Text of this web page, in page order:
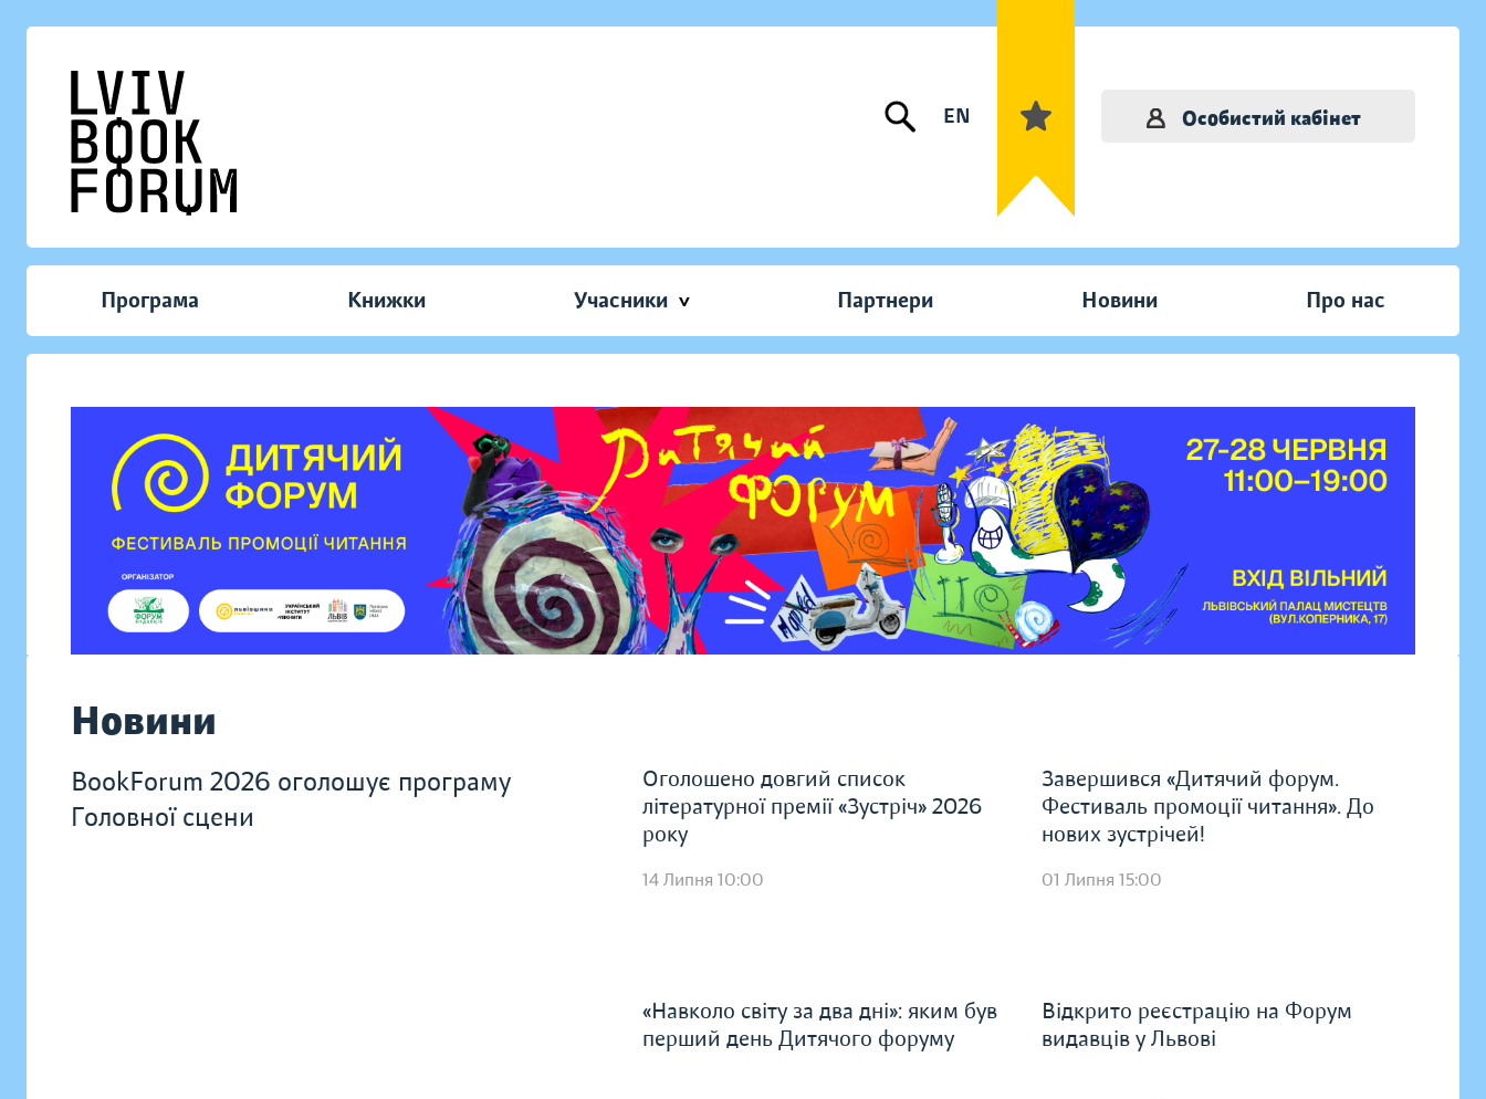
EN Особистий кабінет
Програма Книжки Учасники Партнери Новини Про нас
Новини
BookForum 2026 оголошує програму
Головної сцени
Оголошено довгий список
літературної премії «Зустріч» 2026
року
14 Липня 10:00
Завершився «Дитячий форум.
Фестиваль промоції читання». До
нових зустрічей!
01 Липня 15:00
«Навколо світу за два дні»: яким був
перший день Дитячого форуму
Відкрито реєстрацію на Форум
видавців у Львові